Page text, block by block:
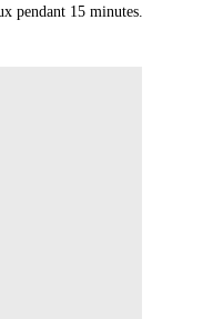
pendant 15 minutes.